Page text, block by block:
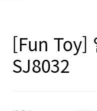
[Fun Toy]
SJ8032